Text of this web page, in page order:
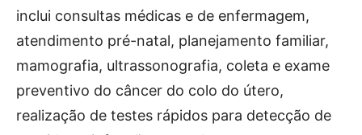
inclui consultas médicas e de enfermagem,
atendimento pré-natal, planejamento familiar,
mamografia, ultrassonografia, coleta e exame
preventivo do câncer do colo do útero,
realização de testes rápidos para detecção de